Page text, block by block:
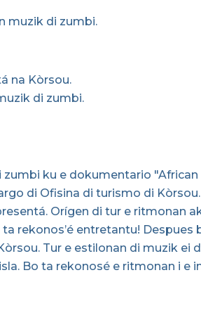
muzik di zumbi.
na Kòrsou.
di zumbi.
ku e dokumentario "African
di Ofisina di turismo di
Orígen di tur e ritmonan
rekonos’é entretantu! Despues
Tur e estilonan di muzik ei
Bo ta rekonosé e ritmonan i e